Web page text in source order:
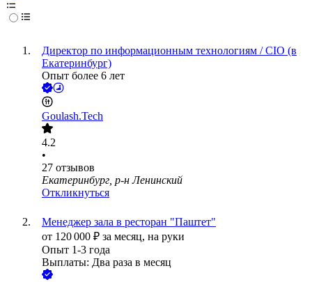
Директор по информационным технологиям / CIO (в
Екатеринбург)
Опыт более 6 лет
Goulash.Tech
4.2
•
27 отзывов
Екатеринбург, р-н Ленинский
Откликнуться
Менеджер зала в ресторан "Паштет"
от 120 000 ₽ за месяц, на руки
Опыт 1-3 года
Выплаты: Два раза в месяц